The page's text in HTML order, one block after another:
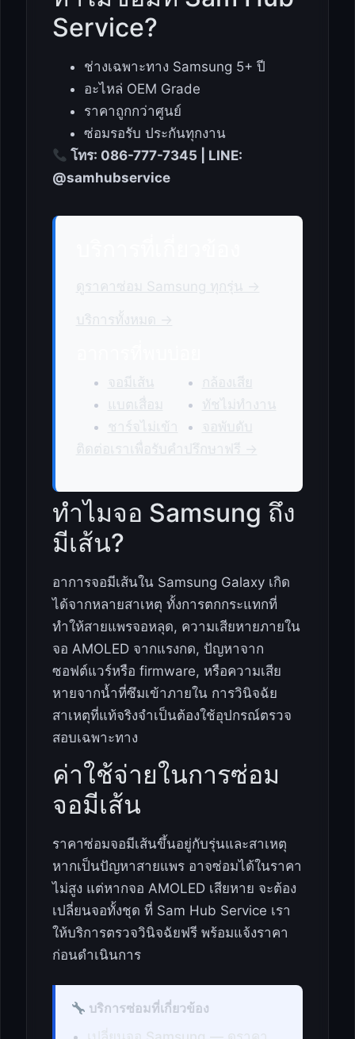
Service?
ช่างเฉพาะทาง Samsung 5+ ปี
อะไหล่ OEM Grade
ราคาถูกกว่าศูนย์
ซ่อมรอรับ ประกันทุกงาน
โทร: 086-777-7345 | LINE:
@samhubservice
ดูราคาซ่อม Samsung ทุกรุ่น →
บริการทั้งหมด →
จอมีเส้น
แบตเสื่อม
ชาร์จไม่เข้า
กล้องเสีย
ทัชไม่ทำงาน
จอพับดับ
ติดต่อเราเพื่อรับคำปรึกษาฟรี →
ทำไมจอ Samsung ถึง
มีเส้น?
อาการจอมีเส้นใน Samsung Galaxy เกิด
ได้จากหลายสาเหตุ ทั้งการตกกระแทกที่
ทำให้สายแพรจอหลุด, ความเสียหายภายใน
จอ AMOLED จากแรงกด, ปัญหาจาก
ซอฟต์แวร์หรือ firmware, หรือความเสีย
หายจากน้ำที่ซึมเข้าภายใน การวินิจฉัย
สาเหตุที่แท้จริงจำเป็นต้องใช้อุปกรณ์ตรวจ
สอบเฉพาะทาง
ค่าใช้จ่ายในการซ่อม
จอมีเส้น
ราคาซ่อมจอมีเส้นขึ้นอยู่กับรุ่นและสาเหตุ
หากเป็นปัญหาสายแพร อาจซ่อมได้ในราคา
ไม่สูง แต่หากจอ AMOLED เสียหาย จะต้อง
เปลี่ยนจอทั้งชุด ที่ Sam Hub Service เรา
ให้บริการตรวจวินิจฉัยฟรี พร้อมแจ้งราคา
ก่อนดำเนินการ
บริการซ่อมที่เกี่ยวข้อง